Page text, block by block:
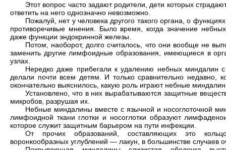
Этот вопрос часто задают родители, дети которых
ответить на него однозначно невозможно.
Пожалуй, нет у человека другого такого органа, о
противоречивые мнения. Было время, когда значение
даже функции эндокринной железы.
Потом, наоборот, долго считалось, что они вообще не
заменить другие лимфоидные образования, имеющиеся в
узлах.
Нередко даже прибегали к удалению небных
делали почти всем детям. И только сравнительно недавно,
окончательно выяснилось, какую роль играют небные
Установлено, что в них вырабатываются защитные
микробов, разрушая их.
Небные миндалины вместе с язычной и носоглоточной
лимфоидной ткани глотки и носоглотки образуют
которое служит защитным барьером на пути инфекции.
От прочих образований, составляющих это
воронкообразных углублений — лакун, в большинстве случаев